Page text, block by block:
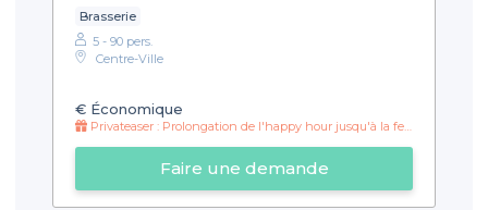
Brasserie
5 - 90 pers.
Centre-Ville
€ Économique
Privateaser : Prolongation de l'happy hour jusqu'à la fermeture !
Faire une demande